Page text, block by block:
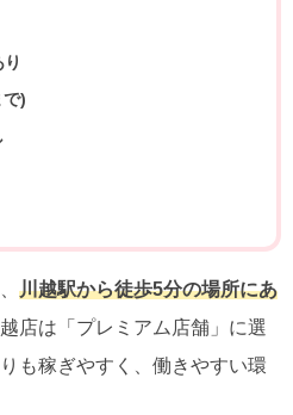
)
川越駅から徒歩5分の場所にあ
店は「プレミアム店舗」に選
も稼ぎやすく、働きやすい環